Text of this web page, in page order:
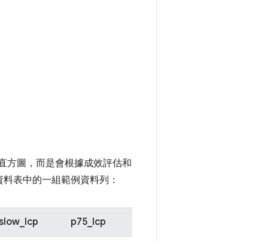
方圖，而是會根據成效評估和
料表中的一組範例資料列：
slow_lcp p75_lcp